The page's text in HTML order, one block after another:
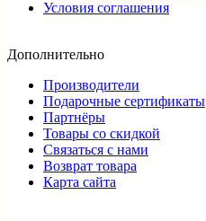
Условия соглашения
Дополнительно
Производители
Подарочные сертификаты
Партнёры
Товары со скидкой
Связаться с нами
Возврат товара
Карта сайта